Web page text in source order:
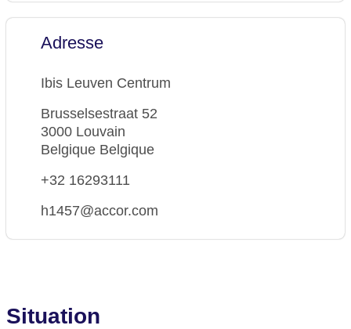
Adresse
Ibis Leuven Centrum
Brusselsestraat 52
3000 Louvain
Belgique Belgique
+32 16293111
h1457@accor.com
Situation